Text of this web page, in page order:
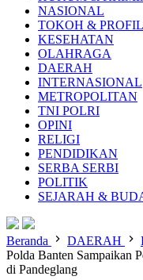
NASIONAL
TOKOH & PROFIL
KESEHATAN
OLAHRAGA
DAERAH
INTERNASIONAL
METROPOLITAN
TNI POLRI
OPINI
RELIGI
PENDIDIKAN
SERBA SERBI
POLITIK
SEJARAH &
Beranda DAERAH
Polda Banten Sampaikan
di Pandeglang